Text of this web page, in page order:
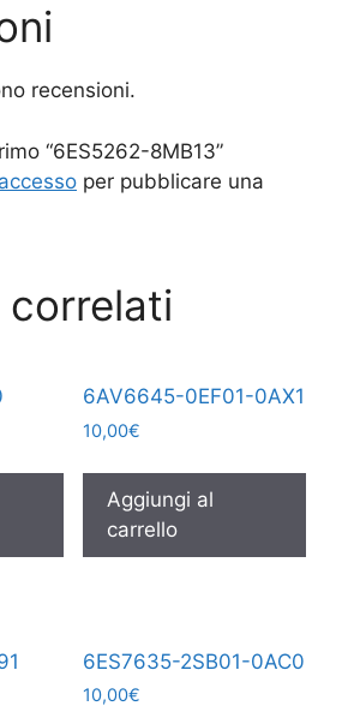
recensioni.
“6ES5262-8MB13”
per pubblicare una
6AV6645-0EF01-0AX1
10,00€
Aggiungi al
carrello
6ES7635-2SB01-0AC0
10,00€